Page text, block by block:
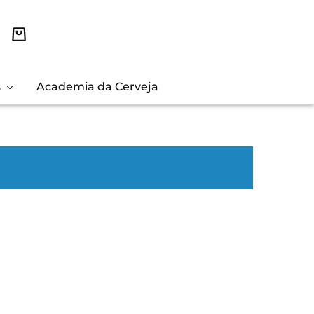
Academia da Cerveja